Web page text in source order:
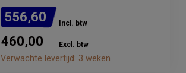
556,60 Incl. btw
460,00 Excl. btw
Verwachte levertijd: 3 weken